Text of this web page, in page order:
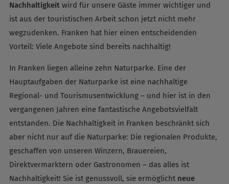
Nachhaltigkeit wird für unsere Gäste immer wichtiger und
ist aus der touristischen Arbeit schon jetzt nicht mehr
wegzudenken. Franken hat hier einen entscheidenden
Vorteil: Viele Angebote sind bereits nachhaltig!
In Franken liegen alleine zehn Naturparke. Eine der
Hauptaufgaben der Naturparke ist eine nachhaltige
Regional- und Tourismusentwicklung – und hier ist in den
vergangenen Jahren eine fantastische Angebotsvielfalt
entstanden. Die Nachhaltigkeit in Franken beschränkt sich
aber nicht nur auf die Naturparke: Die regionalen Produkte,
geschaffen von unseren Winzern, Brauereien,
Direktvermarktern oder Gastronomen – das alles ist
Nachhaltigkeit! Sie ist genussvoll, sie ermöglicht neue